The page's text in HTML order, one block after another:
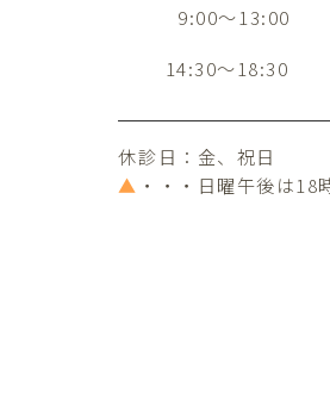
9:00～13:00
14:30～18:30
休診日：金、祝日
▲ ・・・日曜午後は18